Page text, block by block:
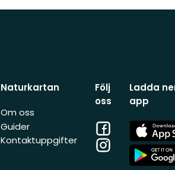
Naturkartan
Om oss
Guider
Kontaktuppgifter
Följ
oss
Facebook
Instagram
Ladda
app
App
Store
App
Store